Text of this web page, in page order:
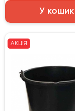
У кошик
АКЦІЯ